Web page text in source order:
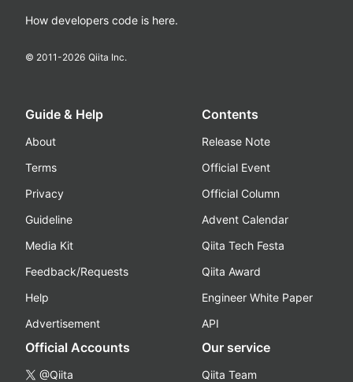
How developers code is here.
© 2011-2026 Qiita Inc.
Guide & Help
About
Terms
Privacy
Guideline
Media Kit
Feedback/Requests
Help
Advertisement
Contents
Release Note
Official Event
Official Column
Advent Calendar
Qiita Tech Festa
Qiita Award
Engineer White Paper
API
Official Accounts
@Qiita
Our service
Qiita Team